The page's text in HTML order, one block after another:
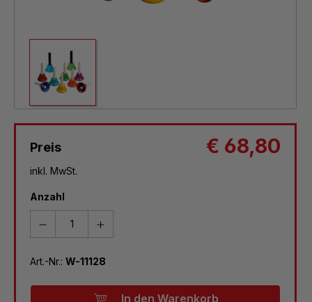
Preis € 68,80
inkl. MwSt.
Anzahl
Art.-Nr.: W-11128
In den Warenkorb